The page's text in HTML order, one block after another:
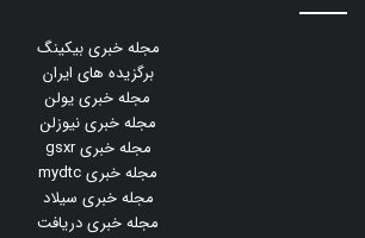
مجله خبری بیکینگ
برگزیده های ایران
مجله خبری یولن
مجله خبری نیوزلن
مجله خبری gsxr
مجله خبری mydtc
مجله خبری سیلاد
مجله خبری دریافت